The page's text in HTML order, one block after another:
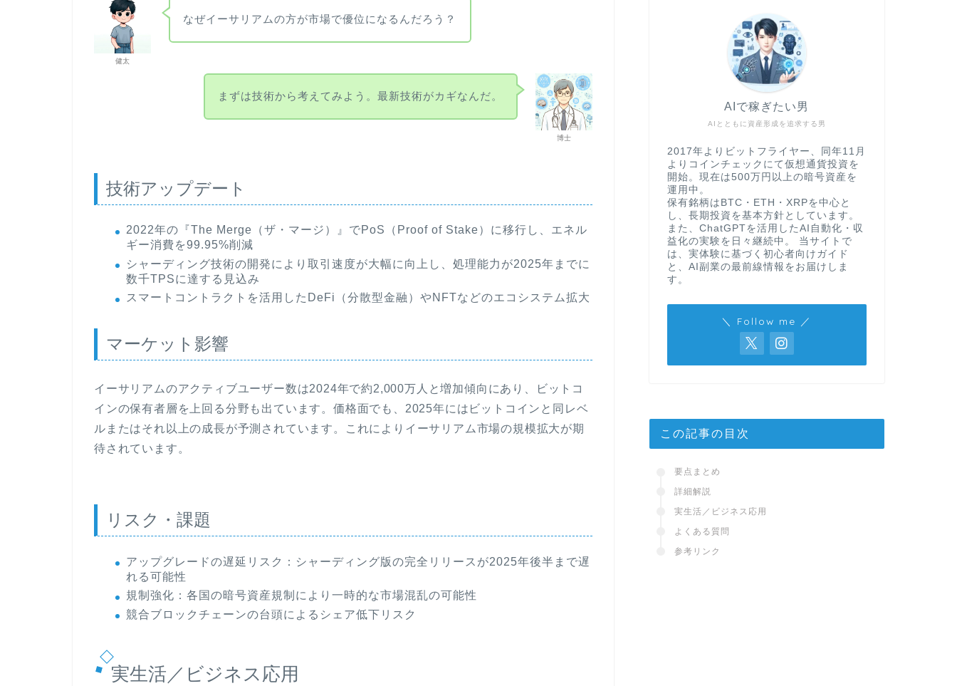
健太
なぜイーサリアムの方が市場で優位になるんだろう？
博士
まずは技術から考えてみよう。最新技術がカギなんだ。
技術アップデート
2022年の『The Merge（ザ・マージ）』でPoS（Proof of Stake）に移行し、エネル
ギー消費を99.95%削減
シャーディング技術の開発により取引速度が大幅に向上し、処理能力が2025年までに
数千TPSに達する見込み
スマートコントラクトを活用したDeFi（分散型金融）やNFTなどのエコシステム拡大
マーケット影響
イーサリアムのアクティブユーザー数は2024年で約2,000万人と増加傾向にあり、ビットコ
インの保有者層を上回る分野も出ています。価格面でも、2025年にはビットコインと同レベ
ルまたはそれ以上の成長が予測されています。これによりイーサリアム市場の規模拡大が期
待されています。
リスク・課題
アップグレードの遅延リスク：シャーディング版の完全リリースが2025年後半まで遅
れる可能性
規制強化：各国の暗号資産規制により一時的な市場混乱の可能性
競合ブロックチェーンの台頭によるシェア低下リスク
実生活／ビジネス応用
AIとともに資産形成を追求する男
AIで稼ぎたい男
2017年よりビットフライヤー、同年11月
よりコインチェックにて仮想通貨投資を
開始。現在は500万円以上の暗号資産を
運用中。
保有銘柄はBTC・ETH・XRPを中心と
し、長期投資を基本方針としています。
また、ChatGPTを活用したAI自動化・収
益化の実験を日々継続中。 当サイトで
は、実体験に基づく初心者向けガイド
と、AI副業の最前線情報をお届けしま
す。
＼ Follow me ／
この記事の目次
要点まとめ
詳細解説
実生活／ビジネス応用
よくある質問
参考リンク